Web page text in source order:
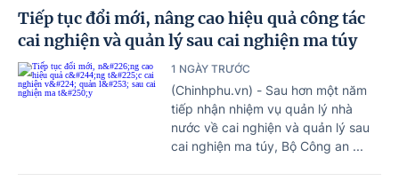
Tiếp tục đổi mới, nâng cao hiệu quả công tác
cai nghiện và quản lý sau cai nghiện ma túy
1 NGÀY TRƯỚC
(Chinhphu.vn) - Sau hơn một năm
tiếp nhận nhiệm vụ quản lý nhà
nước về cai nghiện và quản lý sau
cai nghiện ma túy, Bộ Công an ...